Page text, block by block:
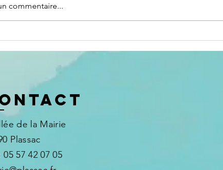
proches
ACTIV'ÉTÉ :
sélection
commentaire...
de la Mairie
Plassac
05 57 42 07 05